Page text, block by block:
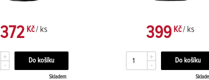
372 Kč/ ks
+
-
Skladem
399 Kč/ ks
+
-